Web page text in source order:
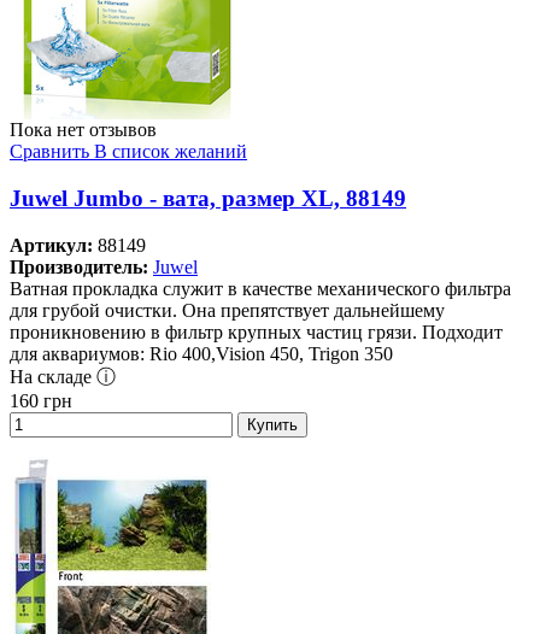
Пока нет отзывов
Сравнить В список желаний
Juwel Jumbo - вата, размер XL, 88149
Артикул: 88149
Производитель: Juwel
Ватная прокладка служит в качестве механического фильтра
для грубой очистки. Она препятствует дальнейшему
проникновению в фильтр крупных частиц грязи. Подходит
для аквариумов: Rio 400,Vision 450, Trigon 350
На складе ⓘ
160 грн
Купить